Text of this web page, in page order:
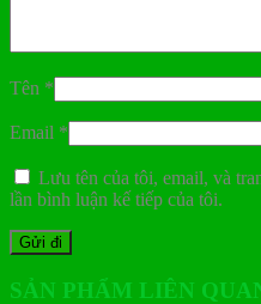
Tên *
Email *
Lưu tên của tôi, email, và
lần bình luận kế tiếp của tôi.
SẢN PHẨM LIÊN